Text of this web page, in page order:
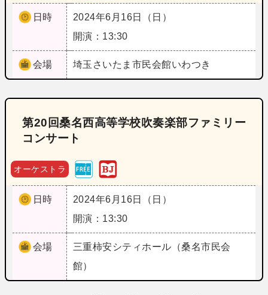
日時
2024年6月16日（日）
開演：13:30
会場 埼玉 さいたま市民会館いわつき
第20回桑名西高等学校吹奏楽部ファミリー
コンサート
オーケストラ
日時
2024年6月16日（日）
開演：13:30
会場 三重柿安シティホール（桑名市民会
館）